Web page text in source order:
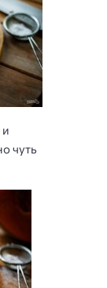
чуть